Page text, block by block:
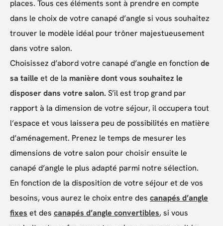
places. Tous ces éléments sont à prendre en compte
dans le choix de votre canapé d’angle si vous souhaitez
trouver le modèle idéal pour trôner majestueusement
dans votre salon.
Choisissez d’abord votre canapé d’angle en fonction de
sa taille et de la manière dont vous souhaitez le
disposer dans votre salon. S’il est trop grand par
rapport à la dimension de votre séjour, il occupera tout
l’espace et vous laissera peu de possibilités en matière
d’aménagement. Prenez le temps de mesurer les
dimensions de votre salon pour choisir ensuite le
canapé d’angle le plus adapté parmi notre sélection.
En fonction de la disposition de votre séjour et de vos
besoins, vous aurez le choix entre des canapés d’angle
fixes et des canapés d’angle convertibles, si vous